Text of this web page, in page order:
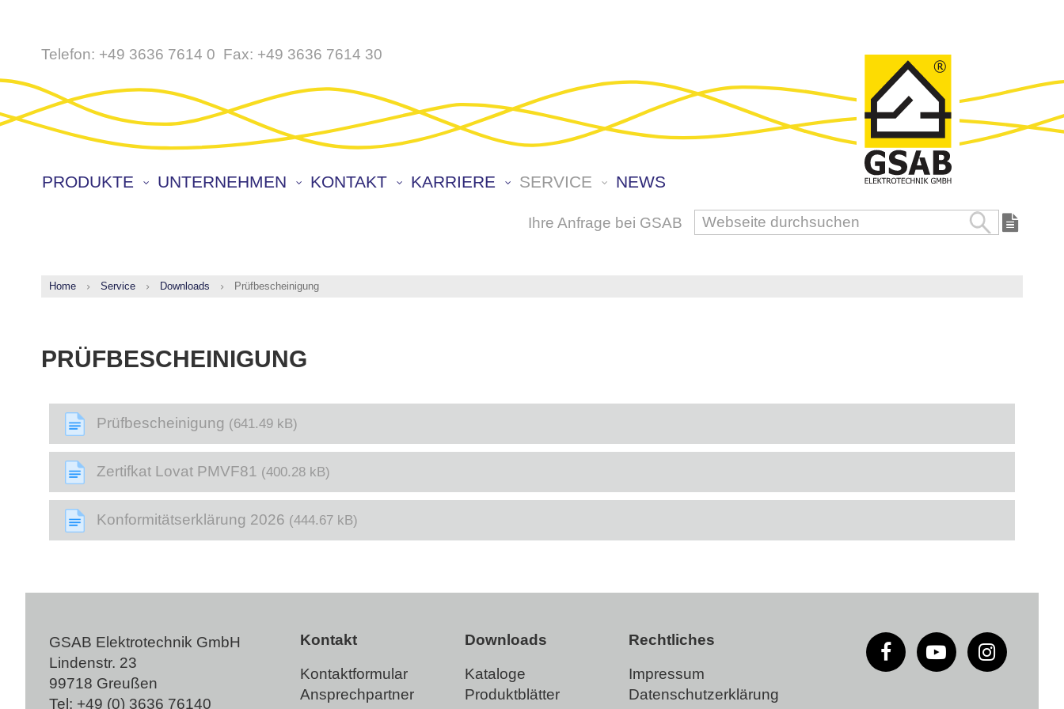
Direkt
Inhalt
Telefon: +49 3636 7614 0 Fax: +49 3636 7614 30
PRODUKTE UNTERNEHMEN KONTAKT KARRIERE SERVICE NEWS
Suche
Ihre Anfrage bei GSAB
PRÜFBESCHEINIGUNG
Home Service Downloads Prüfbescheinigung
Prüfbescheinigung (641.49 kB)
Zertifkat Lovat PMVF81 (400.28 kB)
Konformitätserklärung 2026 (444.67 kB)
GSAB Elektrotechnik GmbH
Lindenstr. 23
99718 Greußen
Tel: +49 (0) 3636 76140
Kontakt
Kontaktformular
Ansprechpartner
Downloads
Kataloge
Produktblätter
Rechtliches
Impressum
Datenschutzerklärung